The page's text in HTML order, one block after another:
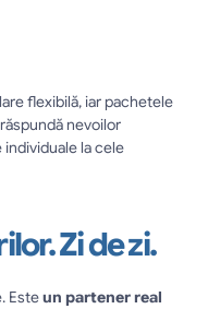
flexibilă, iar pachetele
nevoilor
la cele
Zi de zi.
Este un partener real